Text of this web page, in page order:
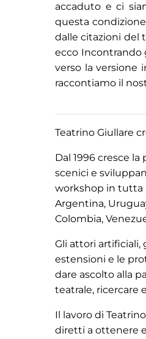
accaduto e ci
questa
dalle citazioni del
ecco Incontrando
verso la versione
raccontiamo il
Teatrino Giullare
Dal 1996 cresce
scenici e
workshop in tutta
Argentina,
Colombia,
Gli attori artificiali,
estensioni e le
dare ascolto alla
teatrale, ricercare
Il lavoro di
diretti a ottenere